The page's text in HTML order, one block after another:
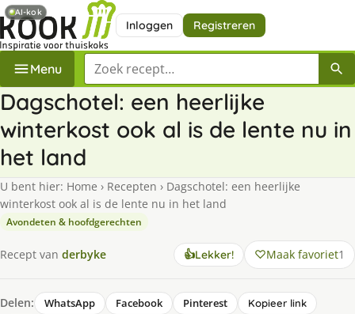
Inloggen Registreren
Menu Zoek een recept
Dagschotel: een heerlijke
winterkost ook al is de lente nu in
het land
U bent hier: Home › Recepten › Dagschotel: een heerlijke
winterkost ook al is de lente nu in het land
Avondeten & hoofdgerechten
Recept van derbyke 👍Lekker! Maak favoriet1
Delen: WhatsApp Facebook Pinterest
Kopieer link
AI-kok